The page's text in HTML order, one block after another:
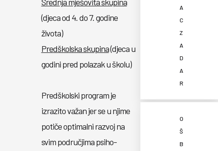
(djeca od 4. do 7. godine
života)
Predškolska skupina(djeca u
godini pred polazak u školu)
Predškolski program je
izrazito važan jer se u njime
potiče optimalni razvoj na
svim područjima psiho-
A
C
Z
A
D
A
R
O
Š
B